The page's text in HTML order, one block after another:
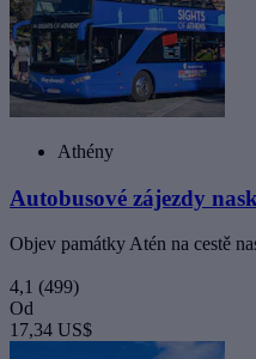
Athény
Autobusové zájezdy
Objev památky Atén na cestě
4,1 (499)
Od
17,34 US$